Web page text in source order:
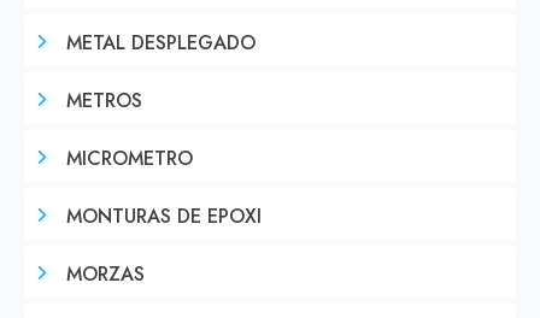
METAL DESPLEGADO
METROS
MICROMETRO
MONTURAS DE EPOXI
MORZAS